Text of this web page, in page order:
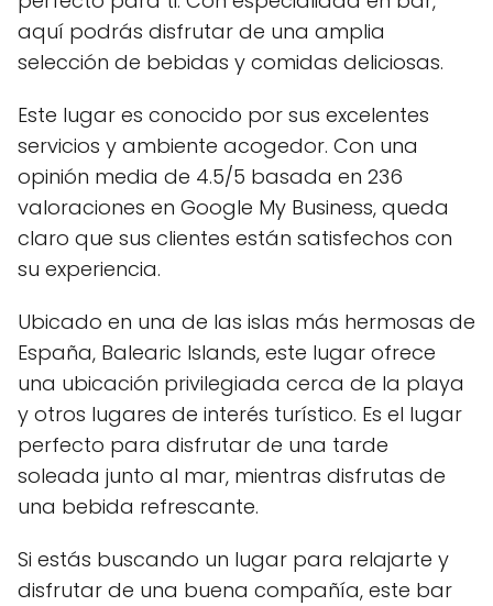
aquí podrás disfrutar de una amplia
selección de bebidas y comidas deliciosas.
Este lugar es conocido por sus excelentes
servicios y ambiente acogedor. Con una
opinión media de 4.5/5 basada en 236
valoraciones en Google My Business, queda
claro que sus clientes están satisfechos con
su experiencia.
Ubicado en una de las islas más hermosas de
España, Balearic Islands, este lugar ofrece
una ubicación privilegiada cerca de la playa
y otros lugares de interés turístico. Es el lugar
perfecto para disfrutar de una tarde
soleada junto al mar, mientras disfrutas de
una bebida refrescante.
Si estás buscando un lugar para relajarte y
disfrutar de una buena compañía, este bar